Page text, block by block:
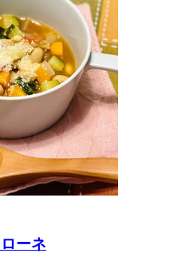
ーネ